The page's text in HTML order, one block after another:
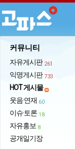
커뮤니티
자유게시판 261
익명게시판 733
HOT 게시물
웃음·연재 60
이슈·토론 18
자유홍보 8
공개일기장